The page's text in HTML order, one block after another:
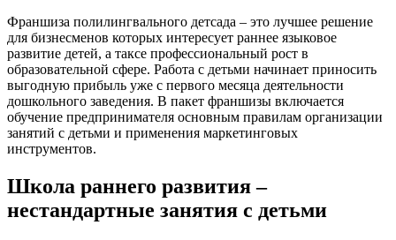
Франшиза полилингвального детсада – это лучшее решение
для бизнесменов которых интересует раннее языковое
развитие детей, а таксе профессиональный рост в
образовательной сфере. Работа с детьми начинает приносить
выгодную прибыль уже с первого месяца деятельности
дошкольного заведения. В пакет франшизы включается
обучение предпринимателя основным правилам организации
занятий с детьми и применения маркетинговых
инструментов.
Школа раннего развития –
нестандартные занятия с детьми